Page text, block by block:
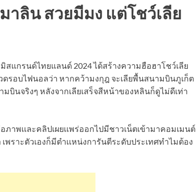
าลิน สวยมีมง แต่โชว์เลีย
แกรนด์ไทยแลนด์ 2024 ได้สร้างความฮือฮาโชว์เลีย
รอบไฟนอลว่า หากคว้ามงกุฎ จะเลียพื้นสนามบินภูเก็ต
มบินจริงๆ หลังจากเลียเสร็จสีหน้าของหลินก็ดูไม่ดีเท่า
ภาพเเละคลิปเผยเเพร่ออกไปมีชาวเน็ตเข้ามาคอมเมนต์
ราะตัวเองก็มีตำเเหน่งการันตีระดับประเทศทำไมต้อง